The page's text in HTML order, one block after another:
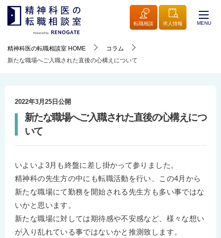
転職相談 求人情報 MENU
精神科医の転職相談室 HOME
コラム
新たな職場へご入職された直後の心構えについて
2022年3月25日 公開
新たな職場へご入職された直後の心構えにつ
いて
いよいよ3月も終盤に差し掛かって参りました。
精神科の先生方の中にも転職活動を行い、この4月から
新たな職場にて勤務を開始される先生方も多い事ではな
いかと思います。
新たな職場に対しては期待感や不安感など、様々な想い
が入り乱れている事ではないかと推測致します。